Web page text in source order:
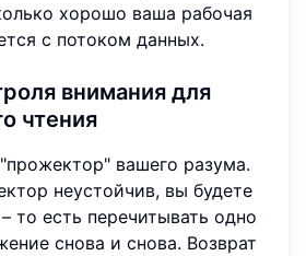
хорошо ваша рабочая
с потоком данных.
внимания для
чтения
вашего разума.
неустойчив, вы будете
то есть перечитывать одно
снова и снова. Возврат